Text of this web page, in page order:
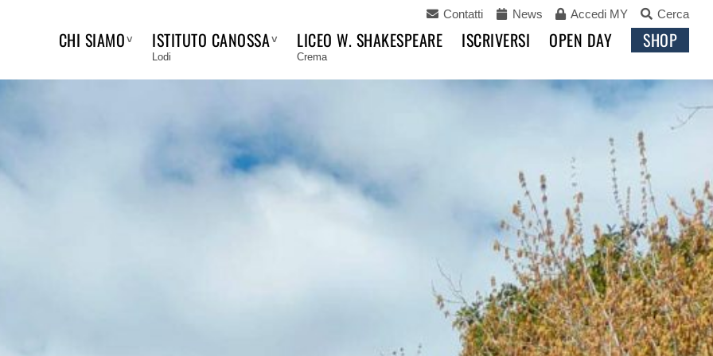
CHI SIAMO ISTITUTO CANOSSA
Lodi
LICEO W. SHAKESPEARE
Crema
ISCRIVERSI OPEN DAY SHOP
Contatti News Accedi MY Cerca